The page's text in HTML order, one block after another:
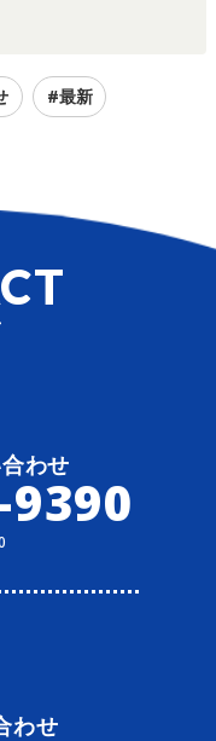
#最新
わせ
わせ